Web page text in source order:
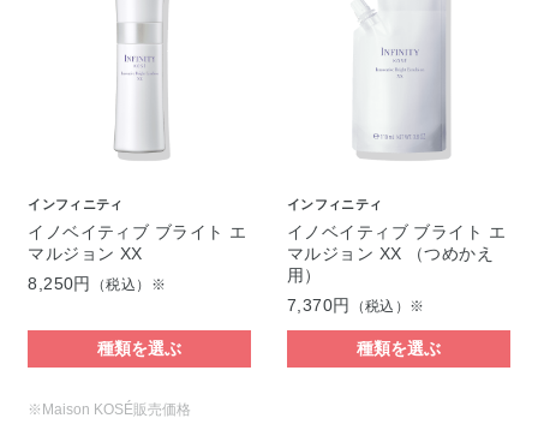
インフィニティ
イノベイティブ ブライト エ
マルジョン XX
8,250円
（税込）※
種類を選ぶ
インフィニティ
イノベイティブ ブライト エ
マルジョン XX （つめかえ
用）
7,370円
（税込）※
種類を選ぶ
※Maison KOSÉ販売価格